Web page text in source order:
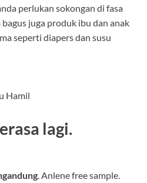
perlukan sokongan di fasa
juga produk ibu dan anak
seperti diapers dan susu
Hamil
lagi.
. Anlene free sample.